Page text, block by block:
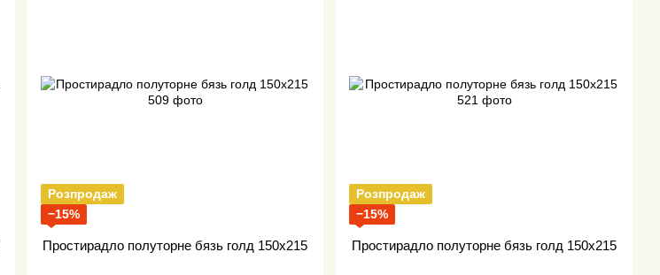
Розпродаж
−15%
Простирадло полуторне бязь голд 150х215
Розпродаж
−15%
Простирадло полуторне бязь голд 150х215